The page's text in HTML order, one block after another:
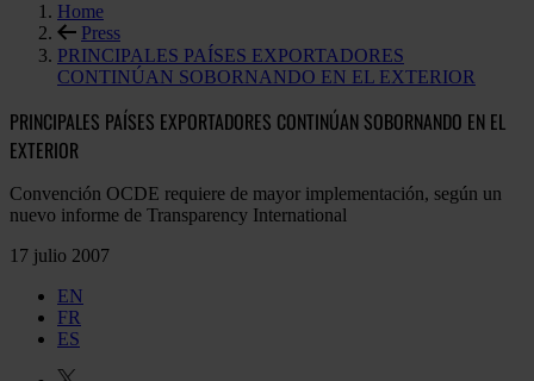
Home
Press
PRINCIPALES PAÍSES EXPORTADORES
CONTINÚAN SOBORNANDO EN EL EXTERIOR
PRINCIPALES PAÍSES EXPORTADORES CONTINÚAN SOBORNANDO EN EL
EXTERIOR
Convención OCDE requiere de mayor implementación, según un
nuevo informe de Transparency International
17 julio 2007
EN
FR
ES